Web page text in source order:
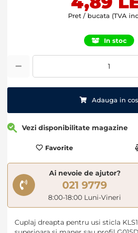
Pret / bucata (TVA
In stoc
Adauga in cos
Vezi disponibilitate magazine
Favorite
Ai nevoie de ajutor?
021 9779
8:00-18:00 Luni-Vineri
Cuplaj dreapta pentru usi sticla